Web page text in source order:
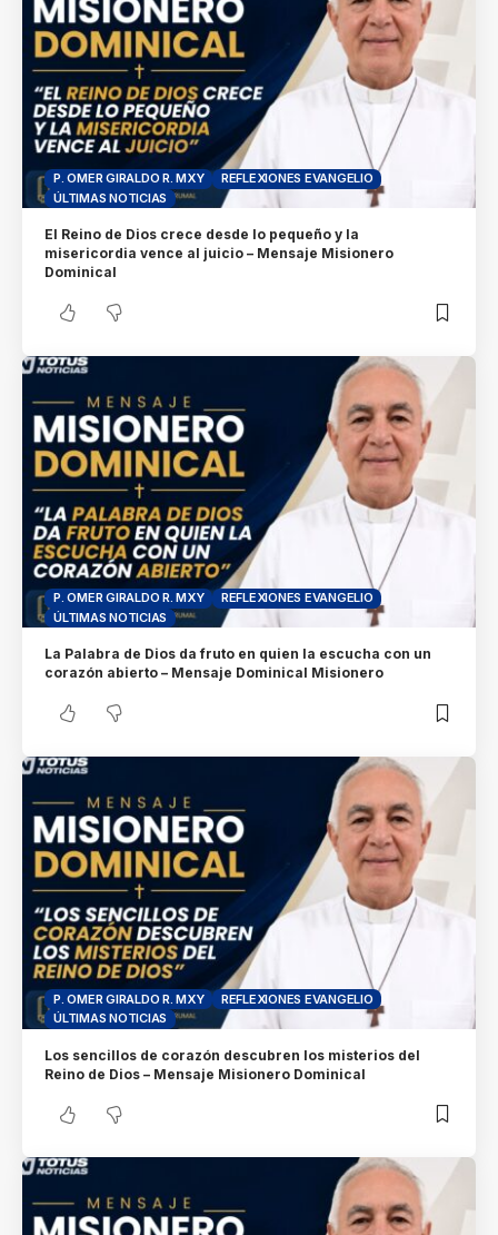
P. OMER GIRALDO R. MXY
REFLEXIONES EVANGELIO
ÚLTIMAS NOTICIAS
El Reino de Dios crece desde lo pequeño y la
misericordia vence al juicio – Mensaje Misionero
Dominical
P. OMER GIRALDO R. MXY
REFLEXIONES EVANGELIO
ÚLTIMAS NOTICIAS
La Palabra de Dios da fruto en quien la escucha con un
corazón abierto – Mensaje Dominical Misionero
P. OMER GIRALDO R. MXY
REFLEXIONES EVANGELIO
ÚLTIMAS NOTICIAS
Los sencillos de corazón descubren los misterios del
Reino de Dios – Mensaje Misionero Dominical